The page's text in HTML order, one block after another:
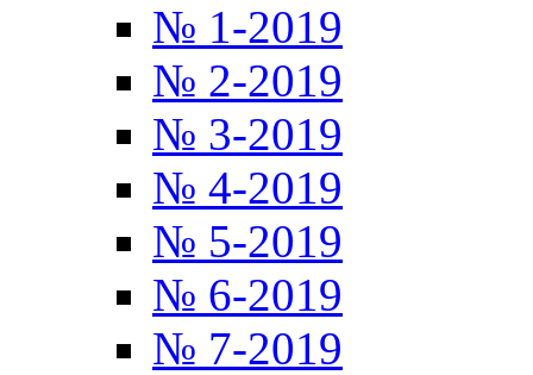
№ 1-2019
№ 2-2019
№ 3-2019
№ 4-2019
№ 5-2019
№ 6-2019
№ 7-2019